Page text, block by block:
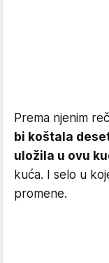
Prema njenim
bi koštala
uložila u ovu
kuća. I selo u
promene.